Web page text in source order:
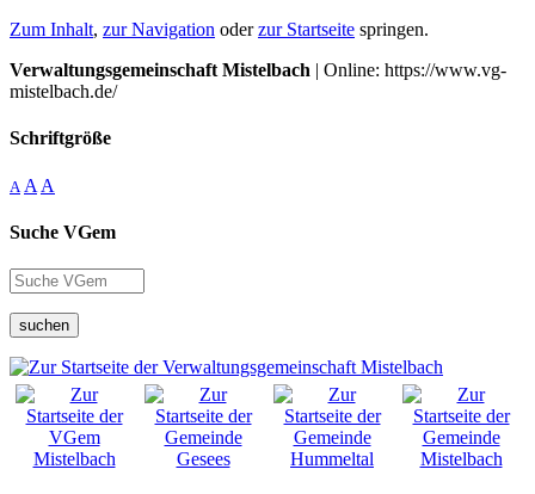
Zum Inhalt, zur Navigation oderzur Startseite springen.
Verwaltungsgemeinschaft Mistelbach | Online: https://www.vg-
mistelbach.de/
Schriftgröße
A A A
Suche VGem
suchen